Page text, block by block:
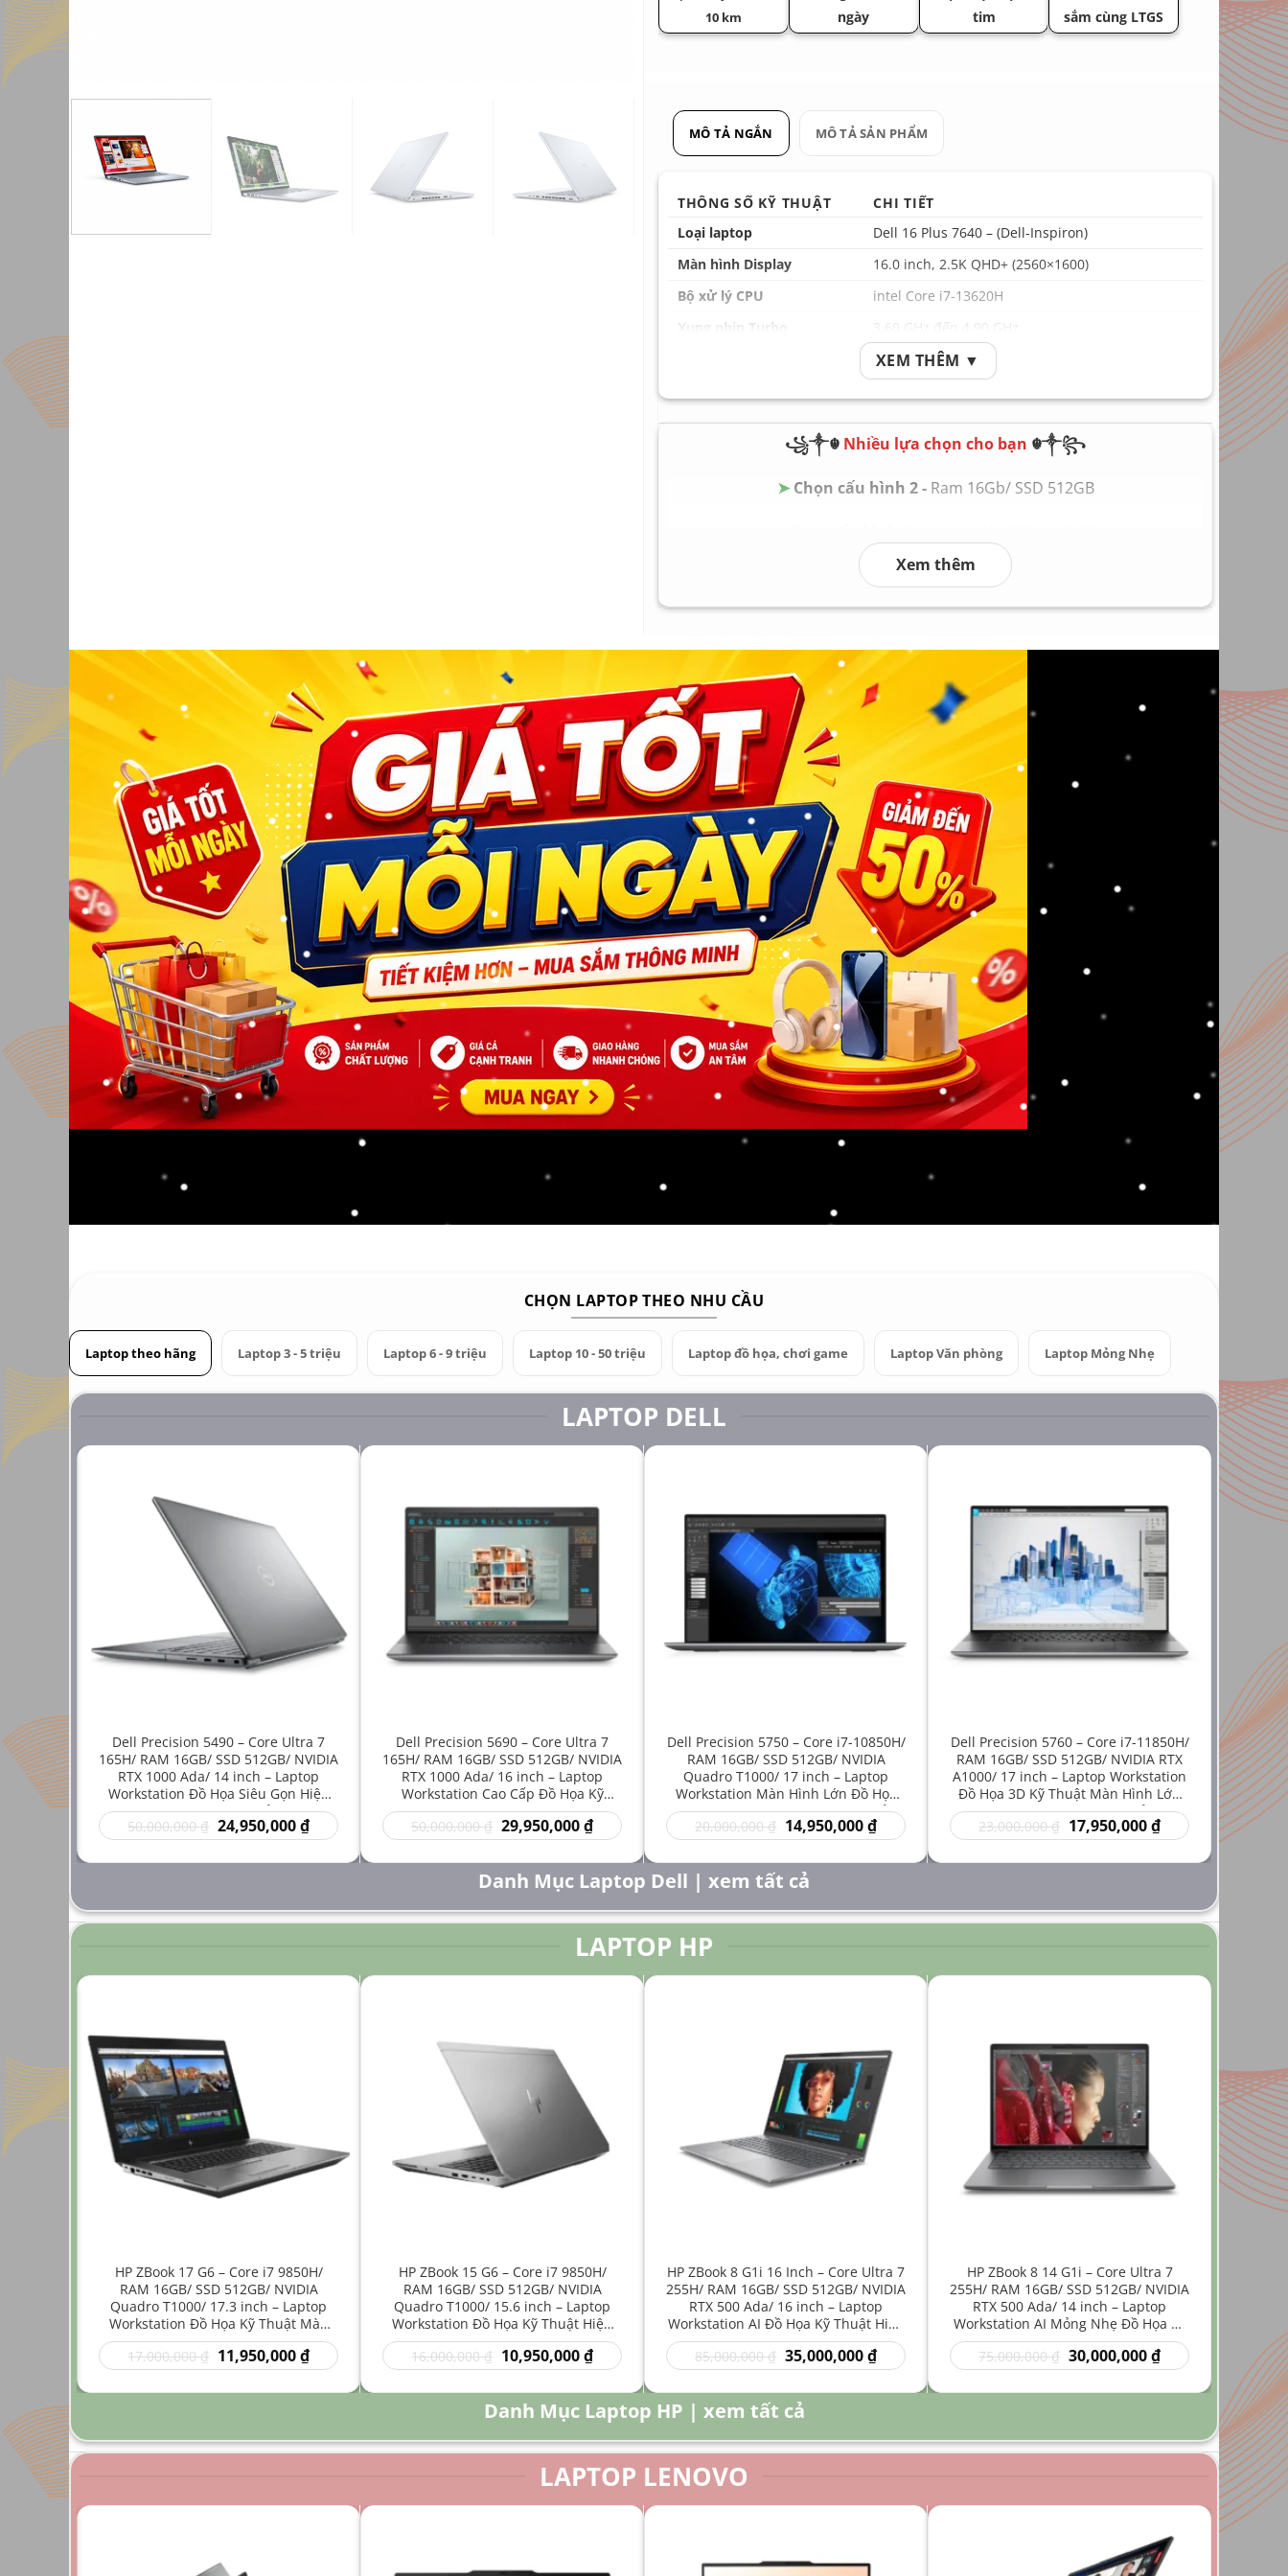
10 km
ngày
tim
sắm cùng LTGS
MÔ TẢ NGẮN MÔ TẢ SẢN PHẨM
THÔNG SỐ KỸ THUẬT
CHI TIẾT
Loại laptop
Dell 16 Plus 7640 – (Dell-Inspiron)
Màn hình Display
16.0 inch, 2.5K QHD+ (2560×1600)
Bộ xử lý CPU
intel Core i7-13620H
Xung nhịp Turbo
3.60 GHz đến 4.90 GHz
Intel UHD Graphics for 13th Gen Processors
Ổ cứng Hard Drive
SSD 1.000GB
Laptop mới 100%, bảo hành 24 tháng
XEM THÊM ▼
꧁༒☬ Nhiều lựa chọn cho bạn ☬༒꧂
➤Chọn cấu hình 2 - Ram 16Gb/ SSD 512GB
Chọn cấu hình 4 -Ram 32Gb/ SSD 2.000GB
Chọn cấu hình 6
Xem thêm
CHỌN LAPTOP THEO NHU CẦU
Laptop theo hãng Laptop 3 - 5 triệu Laptop 6 - 9 triệu Laptop 10 - 50 triệu Laptop đồ họa, chơi game Laptop Văn phòng Laptop Mỏng Nhẹ
LAPTOP DELL
Dell Precision 5490 – Core Ultra 7
165H/ RAM 16GB/ SSD 512GB/ NVIDIA
RTX 1000 Ada/ 14 inch – Laptop
Workstation Đồ Họa Siêu Gọn Hiệu
Năng Cao Giá Rẻ
50,000,000₫ Giá
gốc
50,000,000 ₫.
24,950,000₫Giá
hiện
là:
Dell Precision 5690 – Core Ultra 7
165H/ RAM 16GB/ SSD 512GB/ NVIDIA
RTX 1000 Ada/ 16 inch – Laptop
Workstation Cao Cấp Đồ Họa Kỹ
Thuật Sáng Tạo Hiệu Năng Mạnh
50,000,000₫ Giá
gốc
50,000,000 ₫.
29,950,000₫Giá
hiện
là:
29,950,000 ₫.
Dell Precision 5750 – Core i7-10850H/
RAM 16GB/ SSD 512GB/ NVIDIA
Quadro T1000/ 17 inch – Laptop
Workstation Màn Hình Lớn Đồ Họa
Kỹ Thuật Chuyên Nghiệp Giá Rẻ
20,000,000₫ Giá
gốc
20,000,000 ₫.
14,950,000₫Giá
hiện
là:
Dell Precision 5760 – Core i7-11850H/
RAM 16GB/ SSD 512GB/ NVIDIA RTX
A1000/ 17 inch – Laptop Workstation
Đồ Họa 3D Kỹ Thuật Màn Hình Lớn
Hiệu Năng Mạnh Giá Rẻ
23,000,000₫ Giá
gốc
23,000,000 ₫.
17,950,000₫Giá
hiện
là:
i7-
–
Cho
Danh Mục Laptop Dell | xem tất cả
LAPTOP HP
HP ZBook 17 G6 – Core i7 9850H/
RAM 16GB/ SSD 512GB/ NVIDIA
Quadro T1000/ 17.3 inch – Laptop
Workstation Đồ Họa Kỹ Thuật Màn
Hình Lớn
17,000,000₫ Giá
gốc
17,000,000 ₫.
11,950,000₫Giá
hiện
là:
HP ZBook 15 G6 – Core i7 9850H/
RAM 16GB/ SSD 512GB/ NVIDIA
Quadro T1000/ 15.6 inch – Laptop
Workstation Đồ Họa Kỹ Thuật Hiệu
Năng Cao
16,000,000₫ Giá
gốc
16,000,000 ₫.
10,950,000₫Giá
hiện
là:
10,950,000 ₫.
HP ZBook 8 G1i 16 Inch – Core Ultra 7
255H/ RAM 16GB/ SSD 512GB/ NVIDIA
RTX 500 Ada/ 16 inch – Laptop
Workstation AI Đồ Họa Kỹ Thuật Hiệu
Năng Cao
85,000,000₫ Giá
gốc
85,000,000 ₫.
35,000,000₫Giá
hiện
là:
HP ZBook 8 14 G1i – Core Ultra 7
255H/ RAM 16GB/ SSD 512GB/ NVIDIA
RTX 500 Ada/ 14 inch – Laptop
Workstation AI Mỏng Nhẹ Đồ Họa Kỹ
Thuật
75,000,000₫ Giá
gốc
75,000,000 ₫.
30,000,000₫Giá
hiện
là:
30,000,000 ₫.
9,950,000 ₫. Danh Mục Laptop HP | xem tất cả
LAPTOP LENOVO